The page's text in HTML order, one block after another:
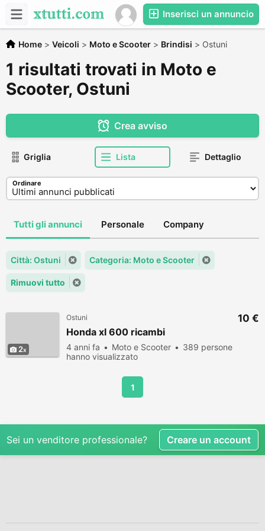
Inserisci un annuncio
Home > Veicoli > Moto e Scooter > Brindisi > Ostuni
1 risultati trovati in Moto e
Scooter, Ostuni
Crea avviso
Griglia Lista Dettaglio
Ordinare
Tutti gli annunci Personale Company
Città: Ostuni Categoria: Moto e Scooter
Rimuovi tutto
2
Ostuni
Honda xl 600 ricambi
4 anni fa Moto e Scooter
389 persone
hanno visualizzato
10 €
1
Sei un venditore professionale? Creare un account